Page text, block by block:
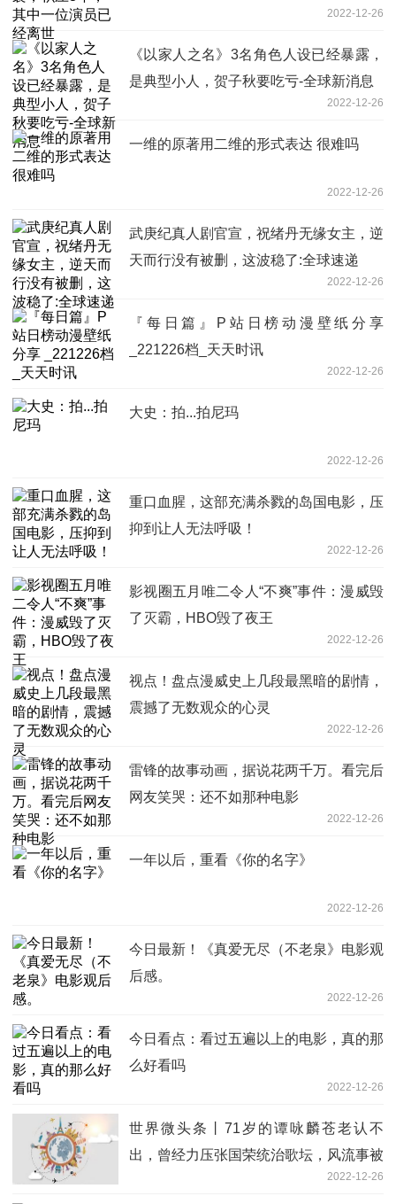
2022-12-26
《以家人之名》3名角色人设已经暴露，
是典型小人，贺子秋要吃亏-全球新消息
2022-12-26
一维的原著用二维的形式表达 很难吗
2022-12-26
武庚纪真人剧官宣，祝绪丹无缘女主，逆
天而行没有被删，这波稳了:全球速递
2022-12-26
『每日篇』P站日榜动漫壁纸分享
_221226档_天天时讯
2022-12-26
大史：拍...拍尼玛
2022-12-26
重口血腥，这部充满杀戮的岛国电影，压
抑到让人无法呼吸！
2022-12-26
影视圈五月唯二令人“不爽”事件：漫威毁
了灭霸，HBO毁了夜王
2022-12-26
视点！盘点漫威史上几段最黑暗的剧情，
震撼了无数观众的心灵
2022-12-26
雷锋的故事动画，据说花两千万。看完后
网友笑哭：还不如那种电影
2022-12-26
一年以后，重看《你的名字》
2022-12-26
今日最新！《真爱无尽（不老泉》电影观
后感。
2022-12-26
今日看点：看过五遍以上的电影，真的那
么好看吗
2022-12-26
世界微头条丨71岁的谭咏麟苍老认不
出，曾经力压张国荣统治歌坛，风流事被
2022-12-26